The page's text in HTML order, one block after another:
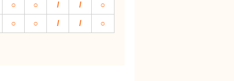
○ ○ / / ○
○ ○ / / ○